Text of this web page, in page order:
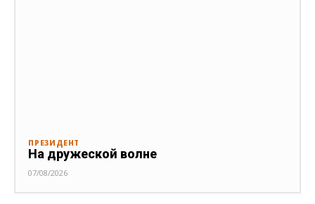
ПРЕЗИДЕНТ
На дружеской волне
07/08/2026